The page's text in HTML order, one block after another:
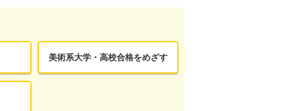
美術系大学・高校合格をめざす